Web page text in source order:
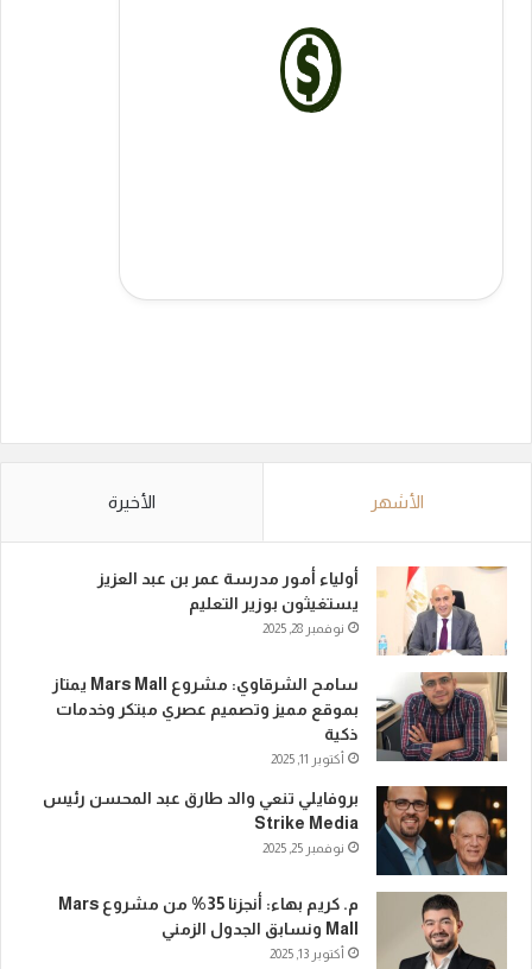
الأشهر الأخيرة
أولياء أمور مدرسة عمر بن عبد العزيز
يستغيثون بوزير التعليم
نوفمبر 28, 2025
سامح الشرقاوي: مشروع Mars Mall يمتاز
بموقع مميز وتصميم عصري مبتكر وخدمات
ذكية
أكتوبر 11, 2025
بروفايلي تنعي والد طارق عبد المحسن رئيس
Strike Media
نوفمبر 25, 2025
م. كريم بهاء: أنجزنا 35% من مشروع Mars
Mall ونسابق الجدول الزمني
أكتوبر 13, 2025